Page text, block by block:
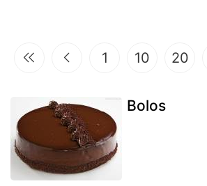
1 10 20
Bolos